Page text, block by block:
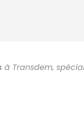
à Transdem,